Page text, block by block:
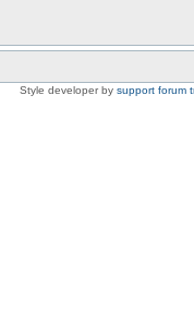
Style developer by support forum